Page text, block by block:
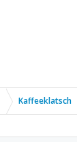
Kaffeeklatsch